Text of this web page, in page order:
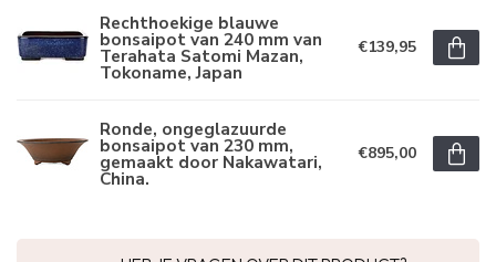
Rechthoekige blauwe
bonsaipot van 240 mm van
Terahata Satomi Mazan,
Tokoname, Japan
€139,95
Ronde, ongeglazuurde
bonsaipot van 230 mm,
gemaakt door Nakawatari,
China.
€895,00